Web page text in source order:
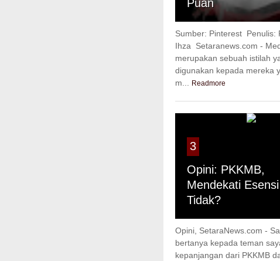
Puan
Sumber: Pinterest Penulis:
Ihza Setaranews.com -
merupakan sebuah istilah
digunakan kepada mereka
m...
Readmore
3
Opini: PKKMB,
Mendekati
Tidak?
Opini, SetaraNews.com -
bertanya kepada teman
kepanjangan dari PKKMB